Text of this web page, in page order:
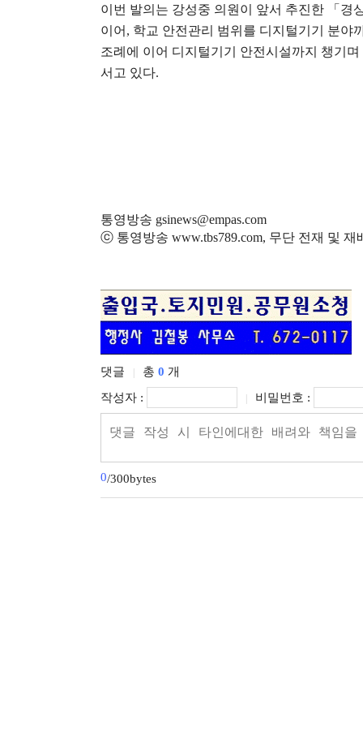
이번 발의는 강성중 의원이 앞서 추진한 「 경
이어 , 학교 안전관리 범위를 디지털기기 분야
조례에 이어 디지털기기 안전시설까지 챙기
서고 있다.
통영방송 gsinews@empas.com
ⓒ 통영방송 www.tbs789.com, 무단 전재 및 재
댓글 총 0 개
작성자 :
비밀번호 :
0/300bytes